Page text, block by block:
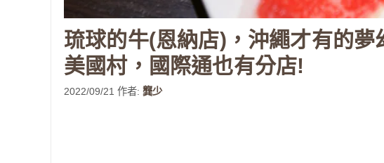
琉球的牛(恩納店)，沖繩才有的夢
美國村，國際通也有分店!
2022/09/21 作者: 龔少